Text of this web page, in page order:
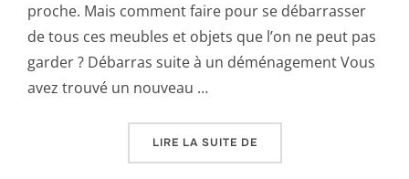
proche. Mais comment faire pour se débarrasser
de tous ces meubles et objets que l’on ne peut pas
garder ? Débarras suite à un déménagement Vous
avez trouvé un nouveau …
LIRE LA SUITE DE« COMMENT